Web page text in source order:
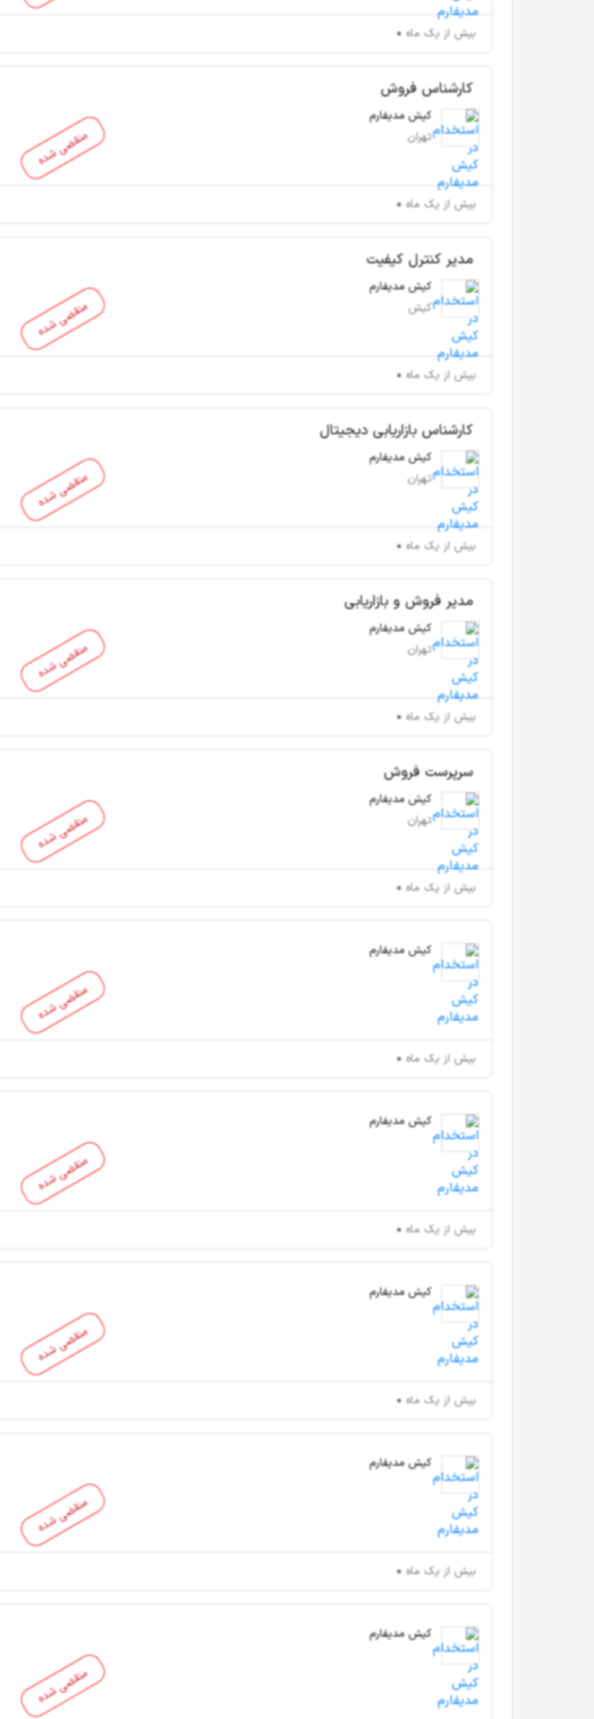
بیش از یک ماه
منقضی شده
کارشناس فروش
کیش مدیفارم
تهران
بیش از یک ماه
منقضی شده
مدیر کنترل کیفیت
کیش مدیفارم
کیش
بیش از یک ماه
منقضی شده
کارشناس بازاریابی دیجیتال
کیش مدیفارم
تهران
بیش از یک ماه
منقضی شده
مدیر فروش و بازاریابی
کیش مدیفارم
تهران
بیش از یک ماه
منقضی شده
سرپرست فروش
کیش مدیفارم
تهران
بیش از یک ماه
منقضی شده
کیش مدیفارم
بیش از یک ماه
منقضی شده
کیش مدیفارم
بیش از یک ماه
منقضی شده
کیش مدیفارم
بیش از یک ماه
منقضی شده
کیش مدیفارم
بیش از یک ماه
منقضی شده
کیش مدیفارم